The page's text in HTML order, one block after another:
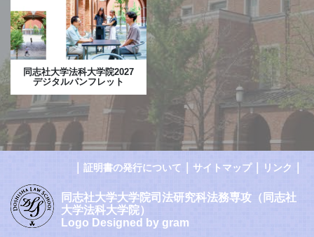
同志社大学法科大学院2027
デジタルパンフレット
証明書の発行について サイトマップ｜ リンク
同志社大学大学院司法研究科法務専攻（同志社
大学法科大学院）
Logo Designed by gram